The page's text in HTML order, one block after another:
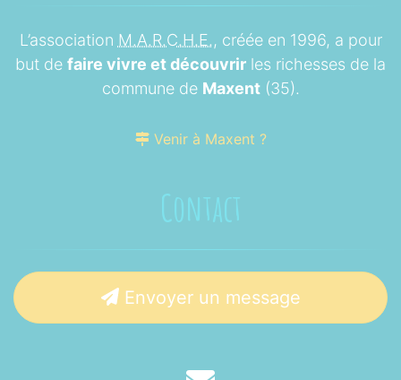
L’association M.A.R.C.H.E., créée en 1996, a pour
but de faire vivre et découvrir les richesses de la
commune de Maxent(35).
Venir à Maxent ?
Contact
Envoyer un message